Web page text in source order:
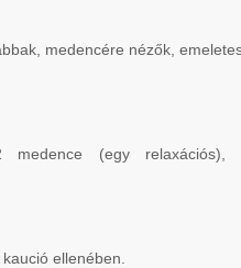
medencére nézők,
medence (egy
ellenében.